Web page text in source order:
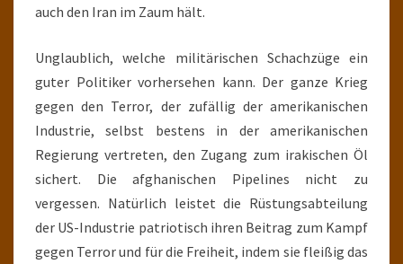
auch den Iran im Zaum hält.
Unglaublich, welche militärischen Schachzüge ein
guter Politiker vorhersehen kann. Der ganze Krieg
gegen den Terror, der zufällig der amerikanischen
Industrie, selbst bestens in der amerikanischen
Regierung vertreten, den Zugang zum irakischen Öl
sichert. Die afghanischen Pipelines nicht zu
vergessen. Natürlich leistet die Rüstungsabteilung
der US-Industrie patriotisch ihren Beitrag zum Kampf
gegen Terror und für die Freiheit, indem sie fleißig das